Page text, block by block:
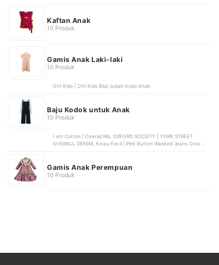
Kaftan Anak
10 Produk
Gamis Anak Laki-laki
10 Produk
OVI Kids | OVI Kids Bilal Jubah Koko Anak
Baju Kodok untuk Anak
10 Produk
I am Cotton | Overall Rib, OXFORD SOCIETY | YORK STREET
OVERALL DENIM, Kicau Kecil | Pink Button Washed Jeans Overall
Gamis Anak Perempuan
10 Produk